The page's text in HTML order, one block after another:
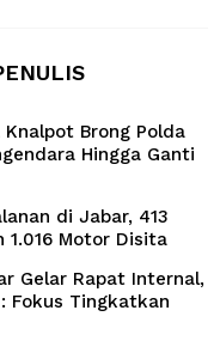
Brong Polda
Hingga Ganti
di Jabar, 413
1.016 Motor Disita
Gelar Rapat Internal,
Fokus Tingkatkan